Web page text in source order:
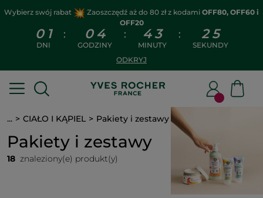
Wybierz swój rabat Zaoszczędź aż do 80 zł z kodami OFF80, OFF60 i
OFF20
0 1
DNI
: 0 4
GODZINY
: 4 3
MINUTY
: 2 4
SEKUNDY
ODKRYJ
... CIAŁO I KĄPIEL Pakiety i zestawy
Pakiety i zestawy
18 znaleziony(e) produkt(y)